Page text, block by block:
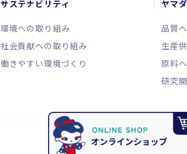
サステナビリティ
環境への取り組み
社会貢献への取り組み
働きやすい環境づくり
ヤマ
品質
生産
原料
研究
X（旧Twitter）
Instagram